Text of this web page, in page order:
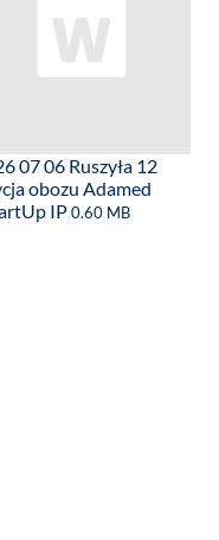
07 06 Ruszyła 12
obozu Adamed
IP0.60 MB